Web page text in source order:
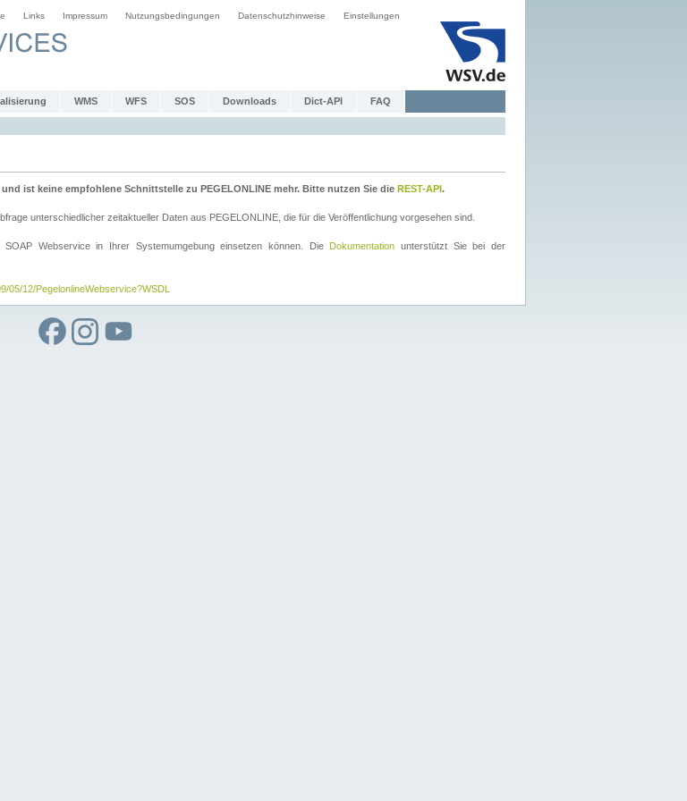
Links Impressum Nutzungsbedingungen Datenschutzhinweise Einstellungen
WMS WFS SOS Downloads Dict-API FAQ
ist keine empfohlene Schnittstelle zu PEGELONLINE mehr. Bitte nutzen Sie die REST-API.
unterschiedlicher zeitaktueller Daten aus PEGELONLINE, die für die Veröffentlichung vorgesehen sind.
Webservice in Ihrer Systemumgebung einsetzen können. Die Dokumentation unterstützt Sie bei der
05/12/PegelonlineWebservice?WSDL